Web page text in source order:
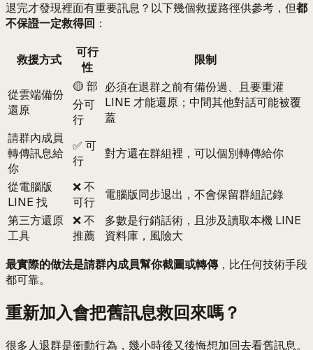
退完才發現裡面有重要訊息？以下幾個救援路徑供參考，但都
不保證一定救得回 ：
救援方式
可行
性
限制
從雲端備份
還原
🟡 部
分可
行
必須在退群之前有備份過、且要重灌
LINE 才能還原；中間其他對話可能被覆
蓋
請群內成員
轉傳訊息給
你
✅ 可
行
對方還在群組裡，可以個別轉傳給你
從電腦版
LINE 找
❌ 不
可行
電腦版同步退出，不會保留群組記錄
第三方還原
工具
❌ 不
推薦
多數是行銷話術，且涉及讀取本機 LINE
資料庫，風險大
最實際的做法是請群內成員幫你截圖或轉傳，比任何技術手段
都可靠。
重新加入會把舊訊息救回來嗎？
很多人退群是衝動行為，幾小時後又後悔想加回去看舊訊息。